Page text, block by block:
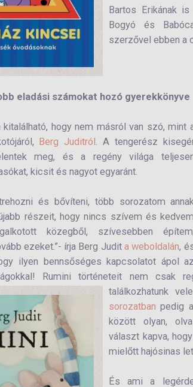
Bartos Erikának
Bogyó és
szerzővel ebben a
eladási számokat hozó gyerekkönyve
kitalálható, hogy nem másról van szó, mint
Berg Juditról . A tengerész
meg, és a regény világa
kicsit és nagyot egyaránt.
és bővíteni, több sorozatom annak
részeit, hogy nincs szívem és
közegből, szívesebben
ezeket.”- írja Berg Judit a weboldalán,
ilyen bennsőséges kapcsolatot ápol az
Rumini történeteit nem csak
találkozhatunk
sorozatban pedig
között olyan,
választ kapva,
mielőtt hajósinas
És ami a